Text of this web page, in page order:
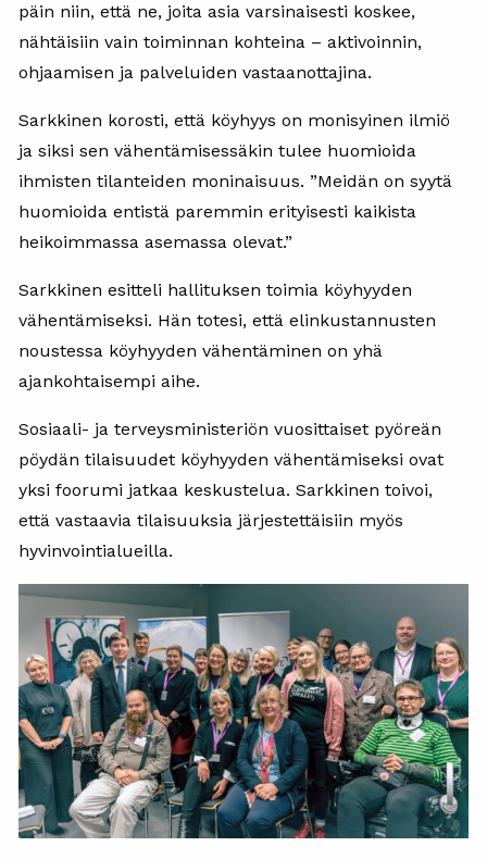
päin niin, että ne, joita asia varsinaisesti koskee,
nähtäisiin vain toiminnan kohteina – aktivoinnin,
ohjaamisen ja palveluiden vastaanottajina.
Sarkkinen korosti, että köyhyys on monisyinen ilmiö
ja siksi sen vähentämisessäkin tulee huomioida
ihmisten tilanteiden moninaisuus. ”Meidän on syytä
huomioida entistä paremmin erityisesti kaikista
heikoimmassa asemassa olevat.”
Sarkkinen esitteli hallituksen toimia köyhyyden
vähentämiseksi. Hän totesi, että elinkustannusten
noustessa köyhyyden vähentäminen on yhä
ajankohtaisempi aihe.
Sosiaali- ja terveysministeriön vuosittaiset pyöreän
pöydän tilaisuudet köyhyyden vähentämiseksi ovat
yksi foorumi jatkaa keskustelua. Sarkkinen toivoi,
että vastaavia tilaisuuksia järjestettäisiin myös
hyvinvointialueilla.